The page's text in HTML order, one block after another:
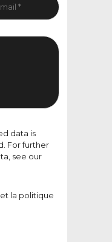
data is
For further
see our
la politique